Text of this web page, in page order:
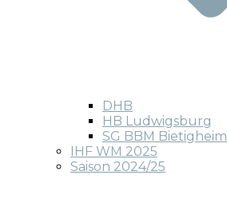
DHB
HB Ludwigsburg
SG BBM Bietigheim
IHF WM 2025
Saison 2024/25